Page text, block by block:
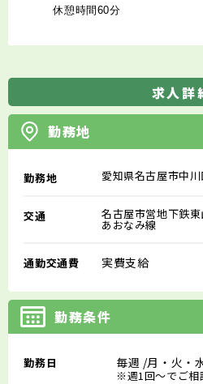
休憩時間60分
求人詳
勤務地
勤務地 愛知県名古屋市中川
交通 名古屋市営地下鉄
あおなみ線
通勤交通費 実費支給
勤務条件
勤務日 毎週 /月・火・
※週1回～でご相